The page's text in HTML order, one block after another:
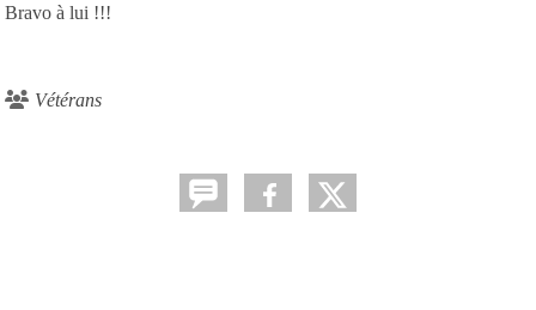
Bravo à lui !!!
Vétérans